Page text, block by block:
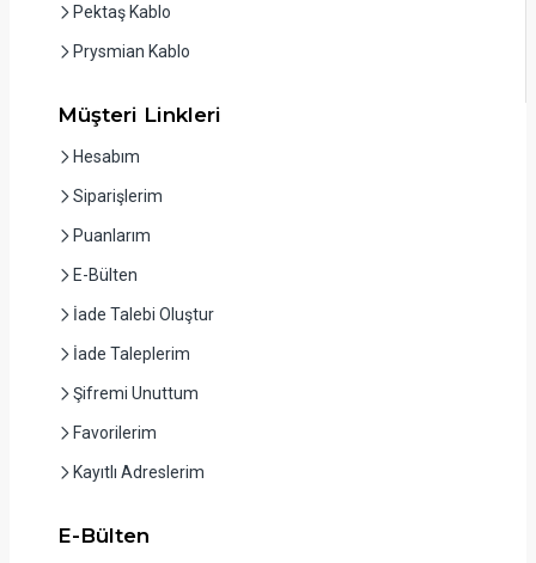
Pektaş Kablo
Prysmian Kablo
Müşteri Linkleri
Hesabım
Siparişlerim
Puanlarım
E-Bülten
İade Talebi Oluştur
İade Taleplerim
Şifremi Unuttum
Favorilerim
Kayıtlı Adreslerim
E-Bülten